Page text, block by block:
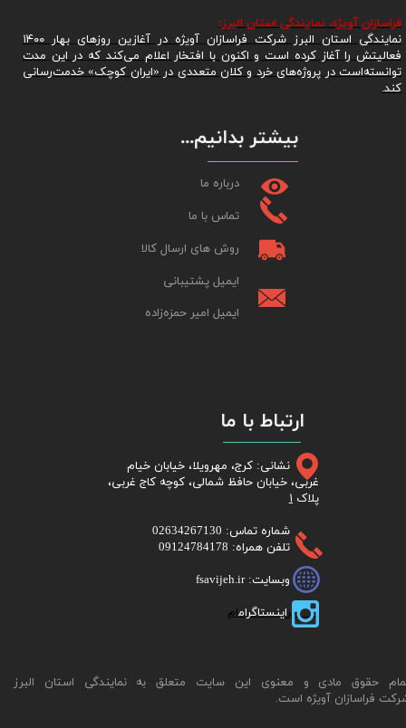
فراسازان آویژه، نمایندگی استان البرز:
نمایندگی استان البرز شرکت فراسازان آویژه در آغازین روزهای بهار ۱۴۰۰
فعالیتش را آغاز کرده است و اکنون با افتخار اعلام می‌کند که در این مدت
توانسته‌است در پروژه‌های خرد و کلان متعددی در «ایران کوچک» خدمت‌رسانی
کند.
ارتباط با ما
نشانی: کرج، مهرویلا، خیابان خیام
غربی، خیابان حافظ شمالی، کوچه کاج غربی،
پلاک۱
شماره تماس: 02634267130
تلفن همراه: 09124784178
وبسایت: fsavijeh.ir
​​​​​​​ گراینستاگرامام
حقوق مادی و معنوی این سایت متعلق به نمایندگی استان البرز
فراسازان آویژه است.
بیشتر بدانیم...
درباره ما
تماس با ما
روش های ارسال کالا
ایمیل پشتیبانی
ایمیل امیر حمزه‌زاده